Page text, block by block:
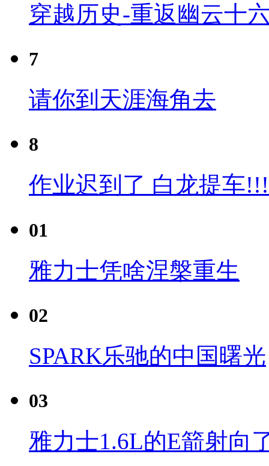
穿越历史-重返幽云十
7
请你到天涯海角去
8
作业迟到了 白龙提车
01
雅力士凭啥涅槃重生
02
SPARK乐驰的中国曙光
03
雅力士1.6L的E箭射向